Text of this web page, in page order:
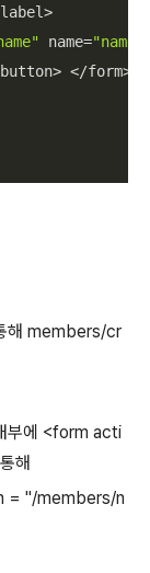
label>
name="name"
</form>
해 members/cr
에 <form acti
해
= "/members/n